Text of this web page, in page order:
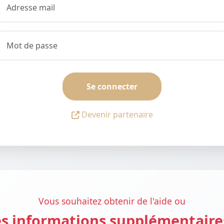
Se connecter
Devenir partenaire
Vous souhaitez obtenir de l'aide ou
informations